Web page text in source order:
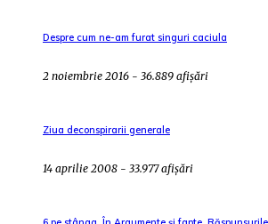
Despre cum ne-am furat singuri caciula
2 noiembrie 2016 - 36.889 afișări
Ziua deconspirarii generale
14 aprilie 2008 - 33.977 afișări